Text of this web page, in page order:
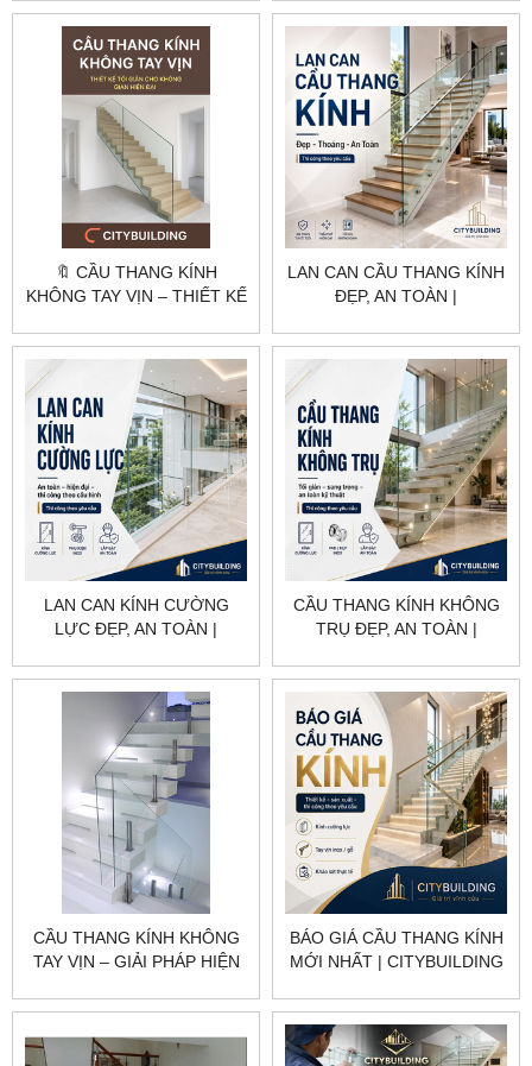
YÊU CẦU – HÀ NỘI &
TPHCM | CITYBUILDING
🔖 CẦU THANG KÍNH
KHÔNG TAY VỊN – THIẾT KẾ
GIAN HIỆN ĐẠI
LAN CAN CẦU THANG KÍNH
ĐẸP, AN TOÀN |
LAN CAN KÍNH CƯỜNG
LỰC ĐẸP, AN TOÀN |
CẦU THANG KÍNH KHÔNG
TRỤ ĐẸP, AN TOÀN |
CẦU THANG KÍNH KHÔNG
TAY VỊN – GIẢI PHÁP HIỆN
SANG TRỌNG
BÁO GIÁ CẦU THANG KÍNH
MỚI NHẤT | CITYBUILDING